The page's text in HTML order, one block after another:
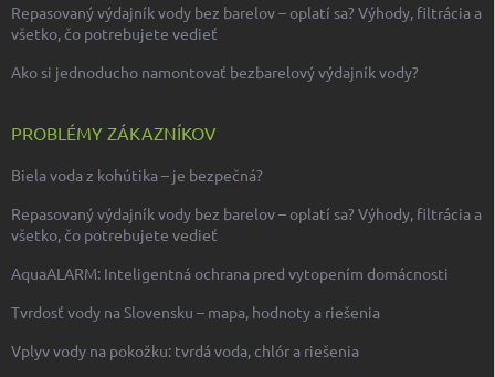
Repasovaný výdajník vody bez barelov – oplatí sa? Výhody, filtrácia a
všetko, čo potrebujete vedieť
Ako si jednoducho namontovať bezbarelový výdajník vody?
PROBLÉMY ZÁKAZNÍKOV
Biela voda z kohútika – je bezpečná?
Repasovaný výdajník vody bez barelov – oplatí sa? Výhody, filtrácia a
všetko, čo potrebujete vedieť
AquaALARM: Inteligentná ochrana pred vytopením domácnosti
Tvrdosť vody na Slovensku – mapa, hodnoty a riešenia
Vplyv vody na pokožku: tvrdá voda, chlór a riešenia